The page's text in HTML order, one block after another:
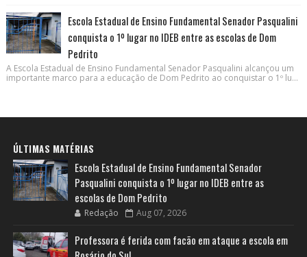
Escola Estadual de Ensino Fundamental Senador Pasqualini
conquista o 1º lugar no IDEB entre as escolas de Dom
Pedrito
A Escola Estadual de Ensino Fundamental Senador Pasqualini alcançou um
importante marco para a educação de Dom Pedrito ao conquistar o 1º lu...
ÚLTIMAS MATÉRIAS
Escola Estadual de Ensino Fundamental Senador
Pasqualini conquista o 1º lugar no IDEB entre as
escolas de Dom Pedrito
Redação Aug 07, 2026
Professora é ferida com facão em ataque a escola em